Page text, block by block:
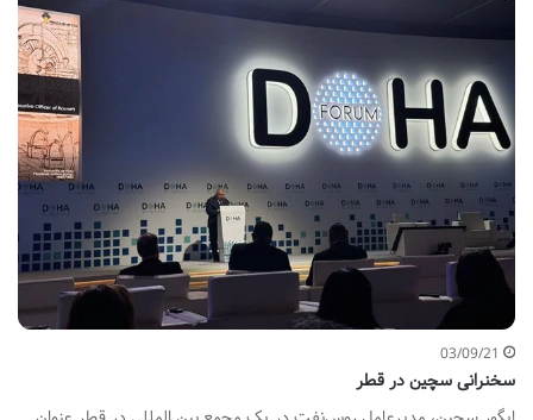
03/09/21
سخنرانی سچین در قطر